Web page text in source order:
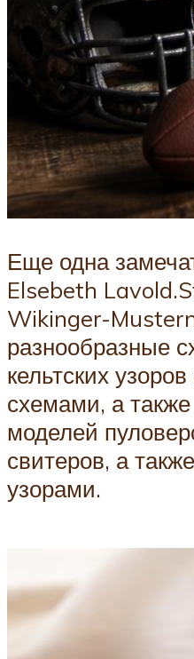
Еще одна
Elsebeth
Wikinger-
разнообразные
кельтских
схемами, а также
моделей
свитеров, а
узорами.